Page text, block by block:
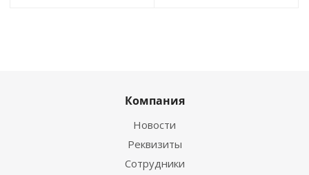
Компания
Новости
Реквизиты
Сотрудники